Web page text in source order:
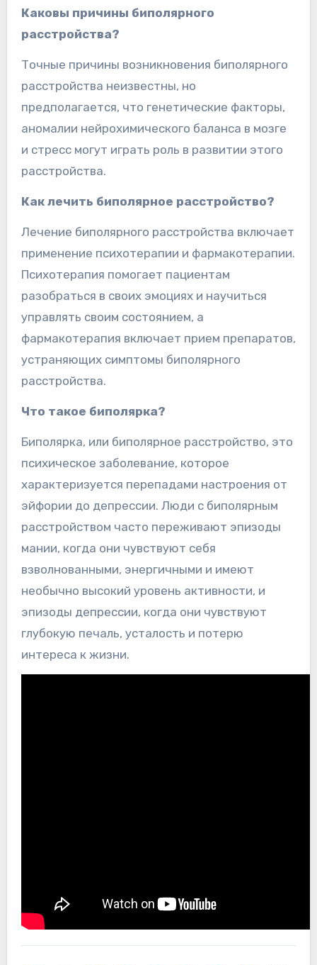
Каковы причины биполярного
расстройства?
Точные причины возникновения биполярного
расстройства неизвестны, но
предполагается, что генетические факторы,
аномалии нейрохимического баланса в мозге
и стресс могут играть роль в развитии этого
расстройства.
Как лечить биполярное расстройство?
Лечение биполярного расстройства включает
применение психотерапии и фармакотерапии.
Психотерапия помогает пациентам
разобраться в своих эмоциях и научиться
управлять своим состоянием, а
фармакотерапия включает прием препаратов,
устраняющих симптомы биполярного
расстройства.
Что такое биполярка?
Биполярка, или биполярное расстройство, это
психическое заболевание, которое
характеризуется перепадами настроения от
эйфории до депрессии. Люди с биполярным
расстройством часто переживают эпизоды
мании, когда они чувствуют себя
взволнованными, энергичными и имеют
необычно высокий уровень активности, и
эпизоды депрессии, когда они чувствуют
глубокую печаль, усталость и потерю
интереса к жизни.